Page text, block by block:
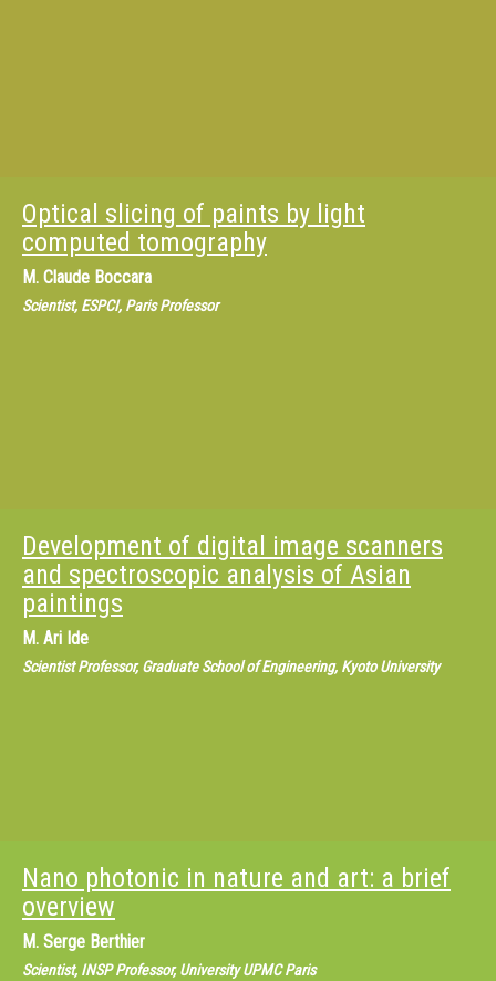
Optical slicing of paints by light
computed tomography
M. Claude Boccara
Scientist, ESPCI, Paris Professor
Development of digital image scanners
and spectroscopic analysis of Asian
paintings
M. Ari Ide
Scientist Professor, Graduate School of Engineering, Kyoto University
Nano photonic in nature and art: a brief
overview
M. Serge Berthier
Scientist, INSP Professor, University UPMC Paris